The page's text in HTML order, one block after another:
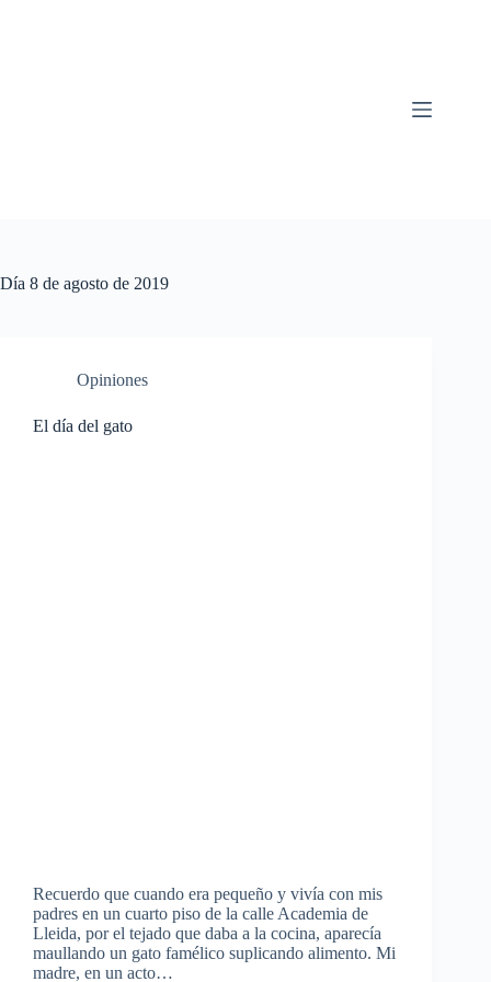
Día 8 de agosto de 2019
Opiniones
El día del gato
Recuerdo que cuando era pequeño y vivía con mis
padres en un cuarto piso de la calle Academia de
Lleida, por el tejado que daba a la cocina, aparecía
maullando un gato famélico suplicando alimento. Mi
madre, en un acto…